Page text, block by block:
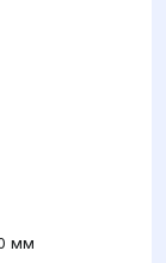
мм